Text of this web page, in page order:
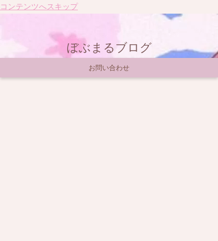
コンテンツへスキップ
ぼぶまるブログ
お問い合わせ